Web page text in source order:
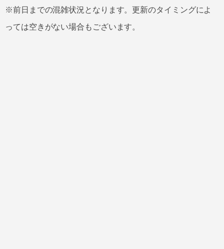
※前日までの混雑状況となります。更新のタイミングによ
っては空きがない場合もございます。